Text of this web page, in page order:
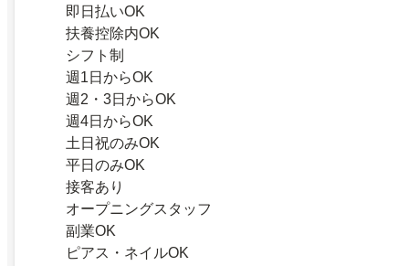
即日払いOK
扶養控除内OK
シフト制
週1日からOK
週2・3日からOK
週4日からOK
土日祝のみOK
平日のみOK
接客あり
オープニングスタッフ
副業OK
ピアス・ネイルOK